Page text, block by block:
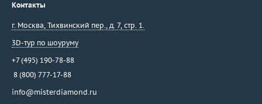
Контакты
г. Москва, Тихвинский пер., д. 7, стр. 1.
3D-тур по шоуруму
+7 (495) 190-78-88
8 (800) 777-17-88
info@misterdiamond.ru